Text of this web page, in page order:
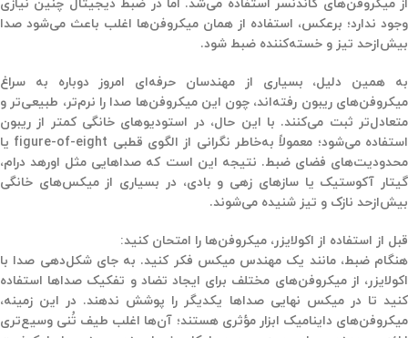
از میکروفن‌های کاندنسر استفاده می‌شد. اما در ضبط دیجیتال چنین نیازی
وجود ندارد؛ برعکس، استفاده از همان میکروفن‌ها اغلب باعث می‌شود صدا
بیش‌ازحد تیز و خسته‌کننده ضبط شود.
به همین دلیل، بسیاری از مهندسان حرفه‌ای امروز دوباره به سراغ
میکروفن‌های ریبون رفته‌اند، چون این میکروفن‌ها صدا را نرم‌تر، طبیعی‌تر و
متعادل‌تر ثبت می‌کنند. با این حال، در استودیوهای خانگی کمتر از ریبون
استفاده می‌شود؛ معمولاً به‌خاطر نگرانی از الگوی قطبی figure-of-eight یا
محدودیت‌های فضای ضبط. نتیجه این است که صداهایی مثل اورهد درام،
گیتار آکوستیک یا سازهای زهی و بادی، در بسیاری از میکس‌های خانگی
بیش‌ازحد نازک و تیز شنیده می‌شوند.
قبل از استفاده از اکولایزر، میکروفن‌ها را امتحان کنید:
هنگام ضبط، مانند یک مهندس میکس فکر کنید. به جای شکل‌دهی صدا با
اکولایزر، از میکروفن‌های مختلف برای ایجاد تضاد و تفکیک صداها استفاده
کنید تا در میکس نهایی صداها یکدیگر را پوشش ندهند. در این زمینه،
میکروفن‌های داینامیک ابزار مؤثری هستند؛ آن‌ها اغلب طیف تُنی وسیع‌تری